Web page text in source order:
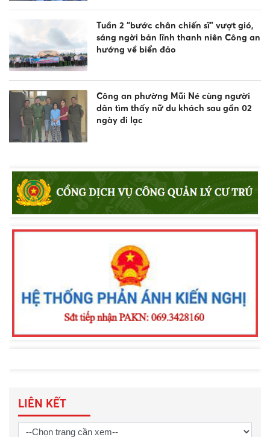
Tuần 2 “bước chân chiến sĩ” vượt gió,
sáng ngời bản lĩnh thanh niên Công an
hướng về biển đảo
Công an phường Mũi Né cùng người
dân tìm thấy nữ du khách sau gần 02
ngày đi lạc
thông, phòng chống đuối nước và
trợ
phường Nam Gia Nghĩa trong đấu
tranh phòng, chống tội phạm
LIÊN KẾT